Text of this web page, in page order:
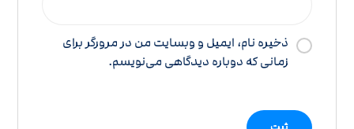
ذخیره نام، ایمیل و وبسایت من در مرورگر برای
زمانی که دوباره دیدگاهی می‌نویسم.